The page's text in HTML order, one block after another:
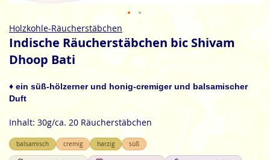
Zum
Anfang
Bildgalerie
Holzkohle-Räucherstäbchen
Indische Räucherstäbchen bic Shivam
Dhoop Bati
♦ ein süß-hölzerner und honig-cremiger und balsamischer
Duft
Inhalt: 30g/ca. 20 Räucherstäbchen
balsamisch cremig harzig süß